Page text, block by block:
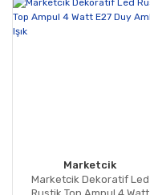
Marketcik
Marketcik Dekoratif Led